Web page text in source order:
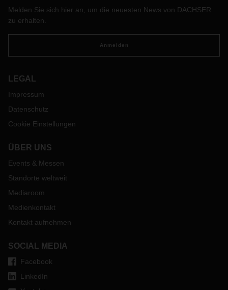
Melden Sie sich hier an, um die neuesten News von DACHSER
zu erhalten.
Anmelden
LEGAL
Impressum
Datenschutz
Cookie Einstellungen
ÜBER UNS
Events & Messen
Standorte weltweit
Mediaroom
Medienkontakt
Kontakt aufnehmen
SOCIAL MEDIA
Facebook
LinkedIn